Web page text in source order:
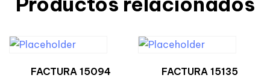
FACTURA 15094 FACTURA 15135